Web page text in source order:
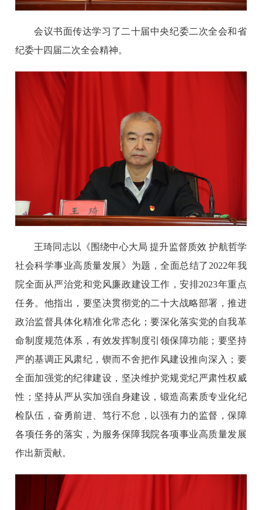
会议书面传达学习了二十届中央纪委二次全会和省
纪委十四届二次全会精神。
王琦同志以《围绕中心大局 提升监督质效 护航哲学
社会科学事业高质量发展》为题，全面总结了2022年我
院全面从严治党和党风廉政建设工作，安排2023年重点
任务。他指出，要坚决贯彻党的二十大战略部署，推进
政治监督具体化精准化常态化；要深化落实党的自我革
命制度规范体系，有效发挥制度引领保障功能；要坚持
严的基调正风肃纪，锲而不舍把作风建设推向深入；要
全面加强党的纪律建设，坚决维护党规党纪严肃性权威
性；坚持从严从实加强自身建设，锻造高素质专业化纪
检队伍，奋勇前进、笃行不怠，以强有力的监督，保障
各项任务的落实，为服务保障我院各项事业高质量发展
作出新贡献。